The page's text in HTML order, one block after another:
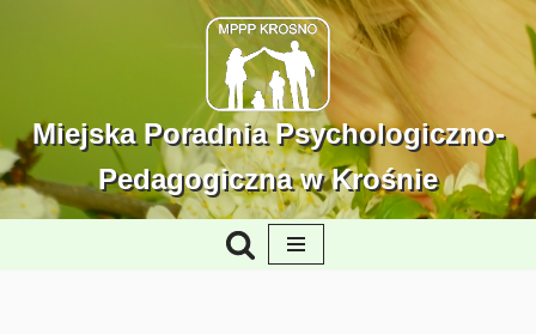
treści
Miejska Poradnia Psychologiczno-
Pedagogiczna w Krośnie